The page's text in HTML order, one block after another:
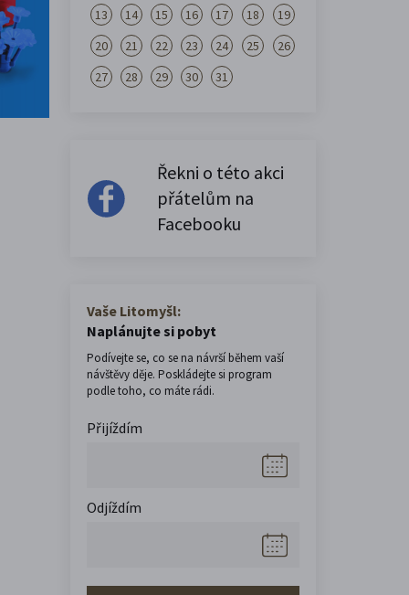
13
14 15 16 17 18
19
20
21 22 23 24 25
26
27
28 29 30 31
Řekni o této akci
přátelům na
Facebooku
Vaše Litomyšl:
Naplánujte si pobyt
Podívejte se, co se na návrší během vaší
návštěvy děje. Poskládejte si program
podle toho, co máte rádi.
Přijíždím
Odjíždím